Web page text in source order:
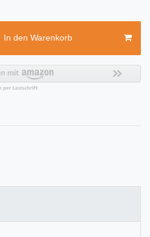
In den Warenkorb